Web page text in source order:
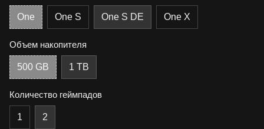
One One S One S DE One X
Объем накопителя
500 GB 1 TB
Количество геймпадов
1 2